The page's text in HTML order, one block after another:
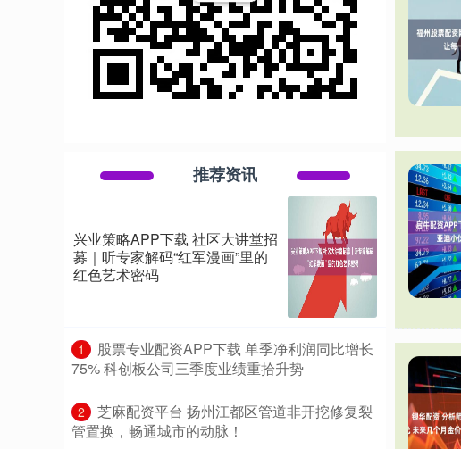
推荐资讯
兴业策略APP下载 社区大讲堂招
募｜听专家解码“红军漫画”里的
红色艺术密码
1
​股票专业配资APP下载 单季净利润同比增长
75% 科创板公司三季度业绩重拾升势
2
​芝麻配资平台 扬州江都区管道非开挖修复裂
管置换，畅通城市的动脉！